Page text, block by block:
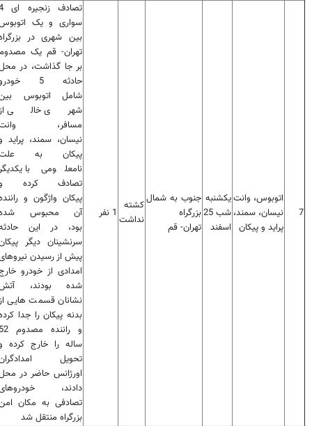
7
اتوبوس، وانت
نیسان، سمند،
پراید و پیکان
یکشنبه
شب 25
اسفند
جنوب به شمال
بزرگراه
تهران- قم
کشته
نداشت 1 نفر
تصادف
سواری و یک
بین شهری در
تهران- قم یک
بر جا گذاشت، در
حادثه 5
شامل اتوبوس
شهری خالی
مسافر،
نیسان، سمند، پراید
پیکان به
نامعلومی با
تصادف کرده
پیکان واژگون و
آن محبوس
بود، در این
سرنشینان دیگر
پیش از رسیدن
امدادی از خودرو
شده بودند،
نشانان قسمت هایی
بدنه پیکان را جدا
و راننده
ساله را خارج کرده
تحویل
اورژانس حاضر در
دادند،
تصادفی به مکان
بزرگراه منتقل شد